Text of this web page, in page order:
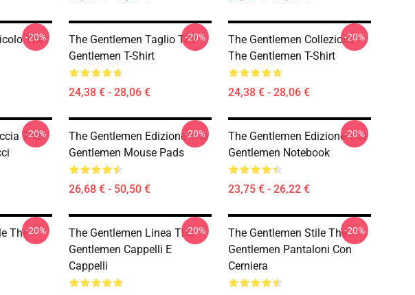
The
-20%
The Gentlemen Taglio The
Gentlemen T-Shirt
24,38 € - 28,06 €
-20%
The Gentlemen Collezione
The Gentlemen T-Shirt
24,38 € - 28,06 €
-20%
The
-20%
The Gentlemen Edizione The
Gentlemen Mouse Pads
26,68 € - 50,50 €
-20%
The Gentlemen Edizione The
Gentlemen Notebook
23,75 € - 26,22 €
-20%
The-20%
The Gentlemen Linea The
Gentlemen Cappelli E
Cappelli
-20%
The Gentlemen Stile The
Gentlemen Pantaloni Con
Cerniera
-20%